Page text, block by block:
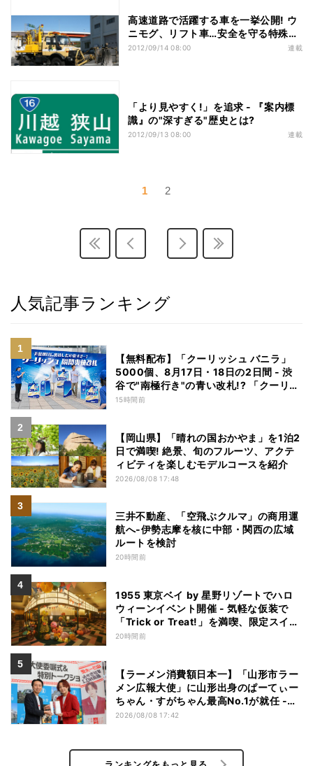
高速道路で活躍する車を一挙公開! ウ
ニモグ、リフト車…安全を守る特殊車
両
2012/09/14 08:00 連載
「より見やすく!」を追求 - 『案内標
識』の"深すぎる"歴史とは?
2012/09/13 08:00 連載
1 2
人気記事ランキング
【無料配布】「クーリッシュ バニラ」
5000個、8月17日・18日の2日間 - 渋
谷で"南極行き"の青い改札!? 「クーリッ
シュ瞬間爽快改札」開催
15時間前
【岡山県】「晴れの国おかやま」を1泊2
日で満喫! 絶景、旬のフルーツ、アクテ
ィビティを楽しむモデルコースを紹介
2026/08/08 17:48
三井不動産、「空飛ぶクルマ」の商用運
航へ‐伊勢志摩を核に中部・関西の広域
ルートを検討
20時間前
1955 東京ベイ by 星野リゾートでハロ
ウィーンイベント開催 - 気軽な仮装で
「Trick or Treat!」を満喫、限定スイー
ツも
20時間前
【ラーメン消費額日本一】「山形市ラー
メン広報大使」に山形出身のぱーてぃー
ちゃん・すがちゃん最高No.1が就任 -
「山ラー」の魅力を発信へ
2026/08/08 17:42